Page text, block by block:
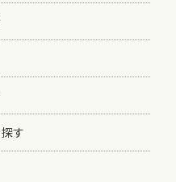
す